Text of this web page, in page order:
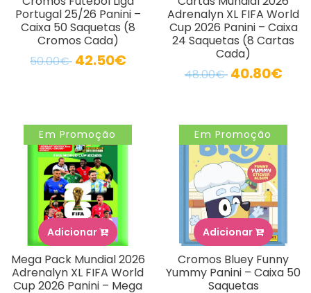
Portugal 25/26 Panini –
Caixa 50 Saquetas (8
Cromos Cada)
50.00€ 42.50€
Adrenalyn XL FIFA World
Cup 2026 Panini – Caixa
24 Saquetas (8 Cartas
Cada)
48.00€ 40.80€
Em Promoção
Adicionar
Mega Pack Mundial 2026
Adrenalyn XL FIFA World
Cup 2026 Panini – Mega
Em Promoção
Adicionar
Cromos Bluey Funny
Yummy Panini – Caixa 50
Saquetas